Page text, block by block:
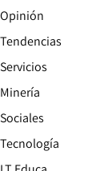
Opinión
Tendencias
Servicios
Minería
Sociales
Tecnología